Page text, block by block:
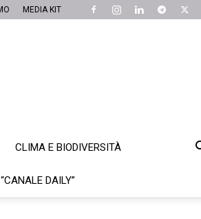
MEDIA KIT
CLIMA E BIODIVERSITÀ
DAILY”